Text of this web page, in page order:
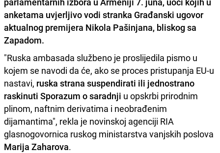
anketama uvjerljivo vodi stranka Građanski ugovor
aktualnog premijera Nikola Pašinjana, bliskog sa
Zapadom.
"Ruska ambasada službeno je proslijedila pismo u
kojem se navodi da će, ako se proces pristupanja EU-u
nastavi, ruska strana suspendirati ili jednostrano
raskinuti Sporazum o saradnji u opskrbi prirodnim
plinom, naftnim derivatima i neobrađenim
dijamantima", rekla je novinskoj agenciji RIA
glasnogovornica ruskog ministarstva vanjskih poslova
Marija Zaharova.